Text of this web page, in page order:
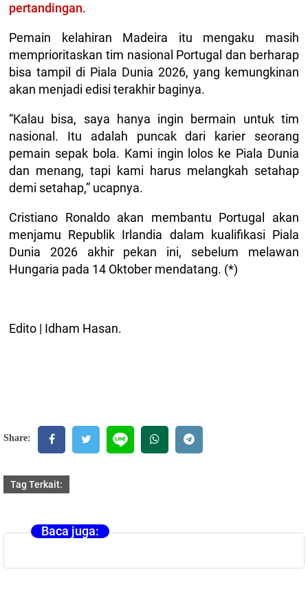
pertandingan.
Pemain kelahiran Madeira itu mengaku masih
memprioritaskan tim nasional Portugal dan berharap
bisa tampil di Piala Dunia 2026, yang kemungkinan
akan menjadi edisi terakhir baginya.
“Kalau bisa, saya hanya ingin bermain untuk tim
nasional. Itu adalah puncak dari karier seorang
pemain sepak bola. Kami ingin lolos ke Piala Dunia
dan menang, tapi kami harus melangkah setahap
demi setahap,” ucapnya.
Cristiano Ronaldo akan membantu Portugal akan
menjamu Republik Irlandia dalam kualifikasi Piala
Dunia 2026 akhir pekan ini, sebelum melawan
Hungaria pada 14 Oktober mendatang. (*)
Edito | Idham Hasan.
Share:
Tag Terkait:
Baca juga: